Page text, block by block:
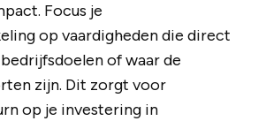
Focus je
op vaardigheden die direct
of waar de
zijn. Dit zorgt voor
op je investering in